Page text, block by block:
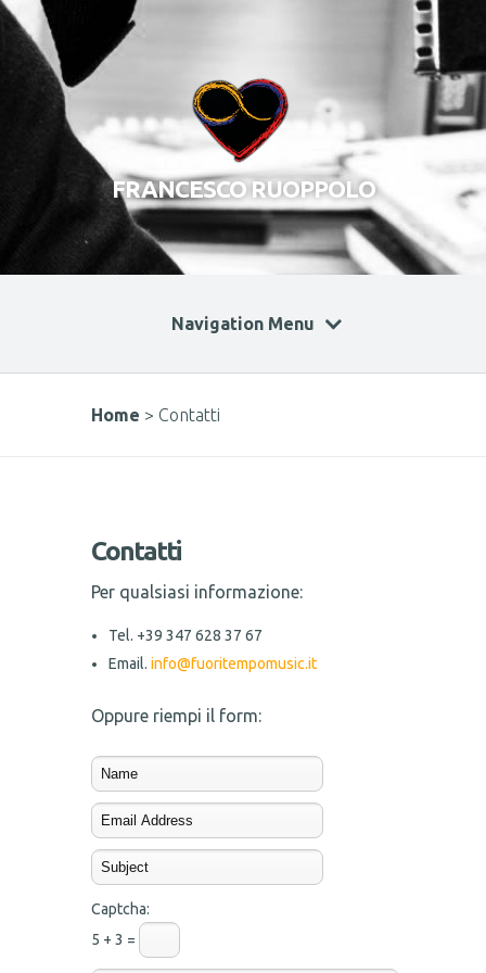
FRANCESCO RUOPPOLO
Navigation Menu
Home > Contatti
Contatti
Per qualsiasi informazione:
Tel. +39 347 628 37 67
Email. info@fuoritempomusic.it
Oppure riempi il form:
Captcha:
5 + 3 =